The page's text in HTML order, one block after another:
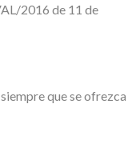
2016 de 11 de
que se ofrezca